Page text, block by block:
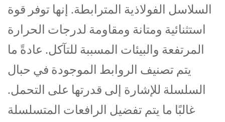
السلاسل الفولاذية المترابطة. إنها توفر قوة
استثنائية ومتانة ومقاومة لدرجات الحرارة
المرتفعة والبيئات المسببة للتآكل. عادةً ما
يتم تصنيف الروابط الموجودة في حبال
السلسلة للإشارة إلى قدرتها على التحمل.
غالبًا ما يتم تفضيل الرافعات المتسلسلة